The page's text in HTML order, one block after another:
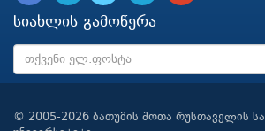
სიახლის გამოწერა
© 2005-2026 ბათუმის შოთა რუსთაველის